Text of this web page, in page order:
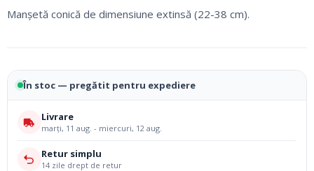
Manşetă conică de dimensiune extinsă (22-38 cm).
În stoc — pregătit pentru expediere
Livrare
marți, 11 aug. - miercuri, 12 aug.
Retur simplu
14 zile drept de retur